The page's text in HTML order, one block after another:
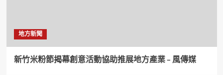
地方新聞
新竹米粉節揭幕創意活動協助推展地方產業 – 風傳媒